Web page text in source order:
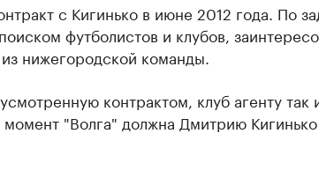
с Кигинько в июне 2012 года. По
футболистов и клубов,
нижегородской команды.
контрактом, клуб агенту так
"Волга" должна Дмитрию